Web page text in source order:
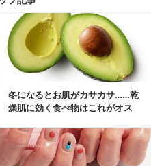
冬になるとお肌がカサカサ……乾
燥肌に効く食べ物はこれがオス